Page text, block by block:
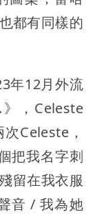
都有同樣的
年12月外流
，Celeste
Celeste，
把我名字刺
留在我衣服
音 / 我為她